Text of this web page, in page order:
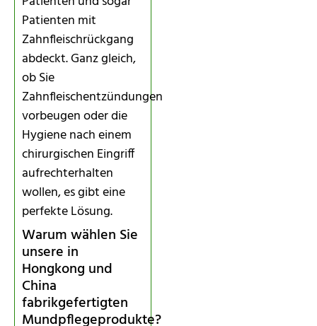
Patienten mit
Zahnfleischrückgang
abdeckt. Ganz gleich,
ob Sie
Zahnfleischentzündungen
vorbeugen oder die
Hygiene nach einem
chirurgischen Eingriff
aufrechterhalten
wollen, es gibt eine
perfekte Lösung.
Warum wählen Sie
unsere in
Hongkong und
China
fabrikgefertigten
Mundpflegeprodukte?